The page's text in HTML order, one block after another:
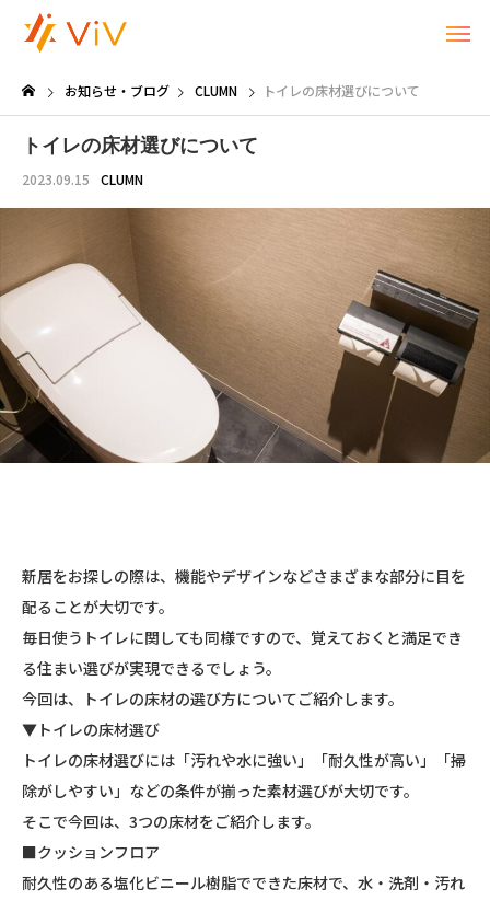
お知らせ・ブログ CLUMN トイレの床材選びについて
トイレの床材選びについて
2023.09.15 CLUMN
新居をお探しの際は、機能やデザインなどさまざまな部分に目を
配ることが大切です。
毎日使うトイレに関しても同様ですので、覚えておくと満足でき
る住まい選びが実現できるでしょう。
今回は、トイレの床材の選び方についてご紹介します。
▼トイレの床材選び
トイレの床材選びには「汚れや水に強い」「耐久性が高い」「掃
除がしやすい」などの条件が揃った素材選びが大切です。
そこで今回は、3つの床材をご紹介します。
■クッションフロア
耐久性のある塩化ビニール樹脂でできた床材で、水・洗剤・汚れ